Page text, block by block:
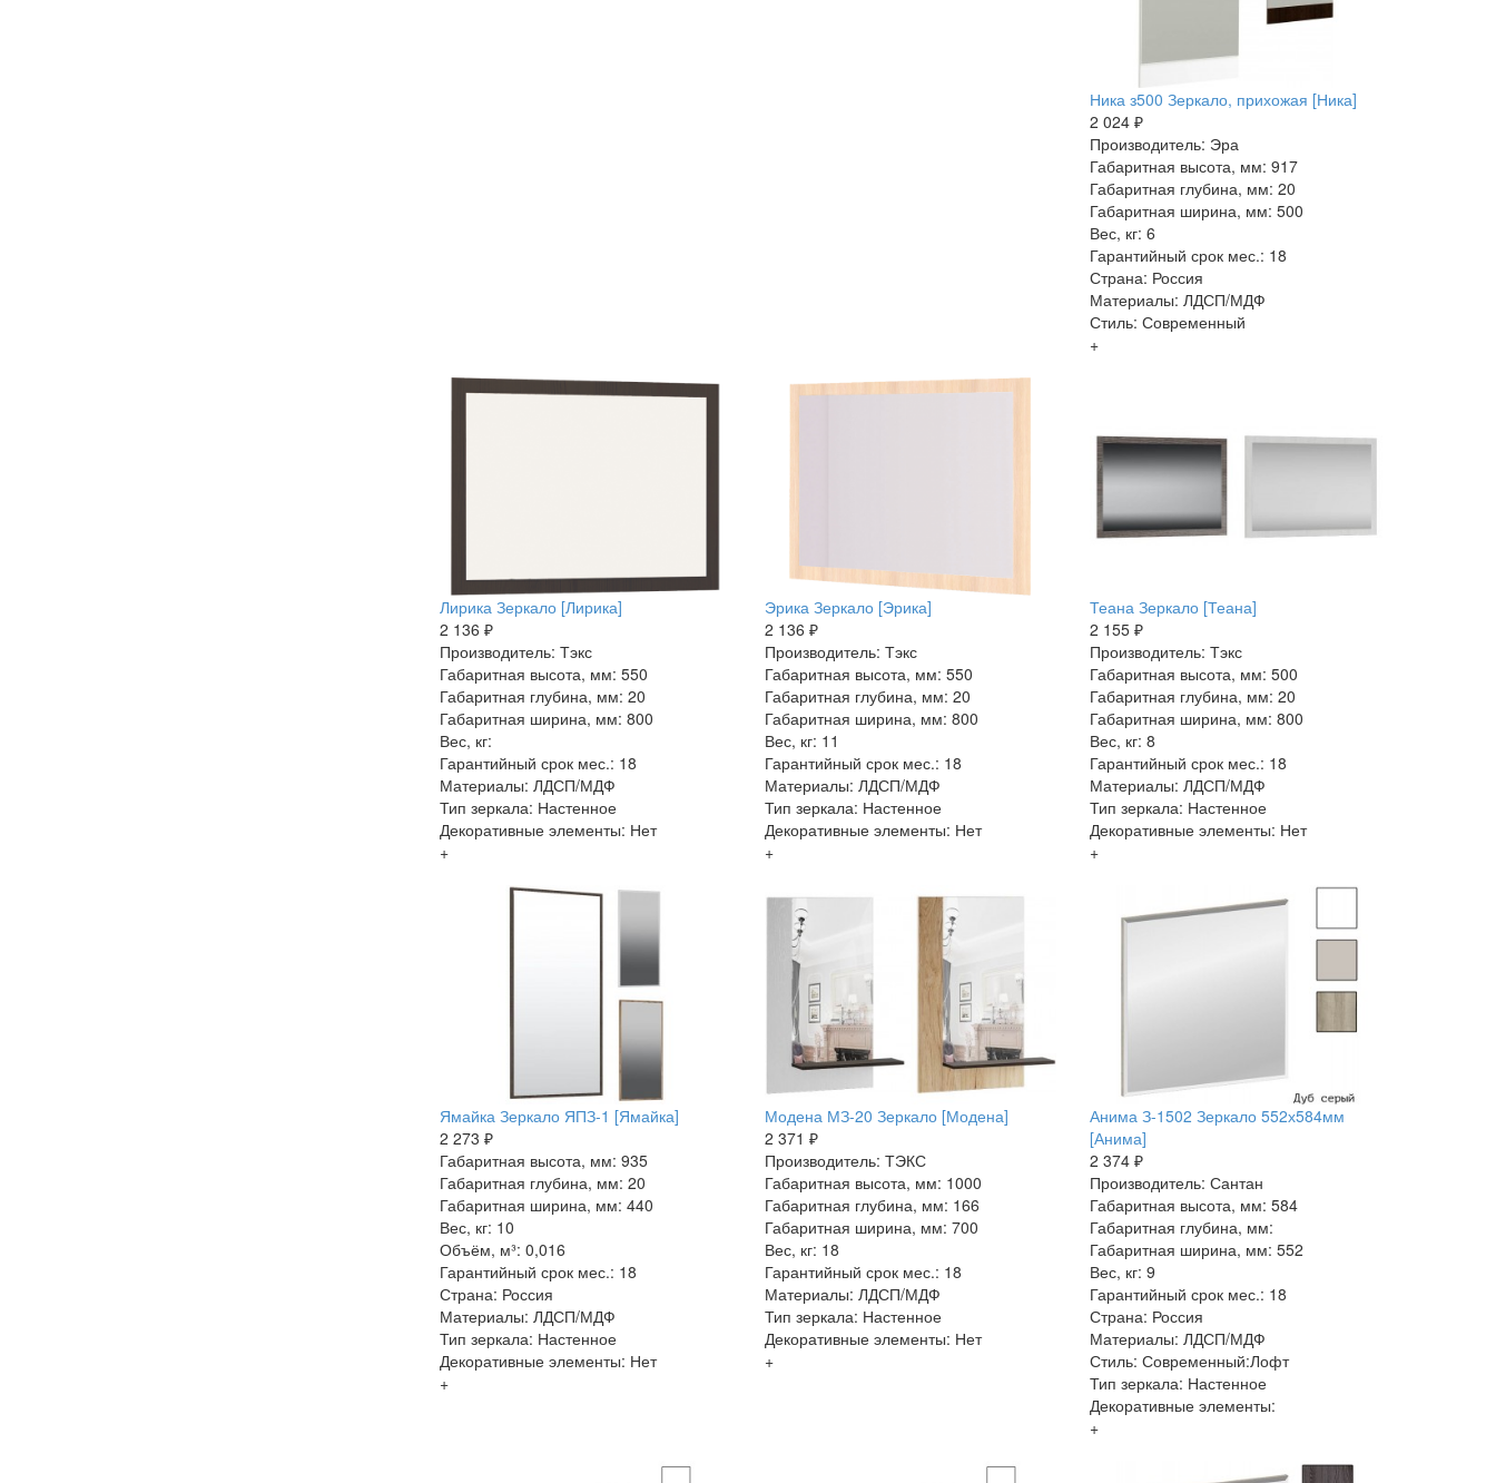
Ника з500 Зеркало, прихожая [Ника]
2 024 ₽
Производитель: Эра
Габаритная высота, мм: 917
Габаритная глубина, мм: 20
Габаритная ширина, мм: 500
Вес, кг: 6
Гарантийный срок мес.: 18
Страна: Россия
Материалы: ЛДСП/МДФ
Стиль: Современный
+
Лирика Зеркало [Лирика]
2 136 ₽
Производитель: Тэкс
Габаритная высота, мм: 550
Габаритная глубина, мм: 20
Габаритная ширина, мм: 800
Вес, кг:
Гарантийный срок мес.: 18
Материалы: ЛДСП/МДФ
Тип зеркала: Настенное
Декоративные элементы: Нет
+
Эрика Зеркало [Эрика]
2 136 ₽
Производитель: Тэкс
Габаритная высота, мм: 550
Габаритная глубина, мм: 20
Габаритная ширина, мм: 800
Вес, кг: 11
Гарантийный срок мес.: 18
Материалы: ЛДСП/МДФ
Тип зеркала: Настенное
Декоративные элементы: Нет
+
Теана Зеркало [Теана]
2 155 ₽
Производитель: Тэкс
Габаритная высота, мм: 500
Габаритная глубина, мм: 20
Габаритная ширина, мм: 800
Вес, кг: 8
Гарантийный срок мес.: 18
Материалы: ЛДСП/МДФ
Тип зеркала: Настенное
Декоративные элементы: Нет
+
Ямайка Зеркало ЯПЗ-1 [Ямайка]
2 273 ₽
Габаритная высота, мм: 935
Габаритная глубина, мм: 20
Габаритная ширина, мм: 440
Вес, кг: 10
Объём, м³: 0,016
Гарантийный срок мес.: 18
Страна: Россия
Материалы: ЛДСП/МДФ
Тип зеркала: Настенное
Декоративные элементы: Нет
+
Модена МЗ-20 Зеркало [Модена]
2 371 ₽
Производитель: ТЭКС
Габаритная высота, мм: 1000
Габаритная глубина, мм: 166
Габаритная ширина, мм: 700
Вес, кг: 18
Гарантийный срок мес.: 18
Материалы: ЛДСП/МДФ
Тип зеркала: Настенное
Декоративные элементы: Нет
+
Анима З-1502 Зеркало 552х584мм
[Анима]
2 374 ₽
Производитель: Сантан
Габаритная высота, мм: 584
Габаритная глубина, мм:
Габаритная ширина, мм: 552
Вес, кг: 9
Гарантийный срок мес.: 18
Страна: Россия
Материалы: ЛДСП/МДФ
Стиль: Современный:Лофт
Тип зеркала: Настенное
Декоративные элементы:
+